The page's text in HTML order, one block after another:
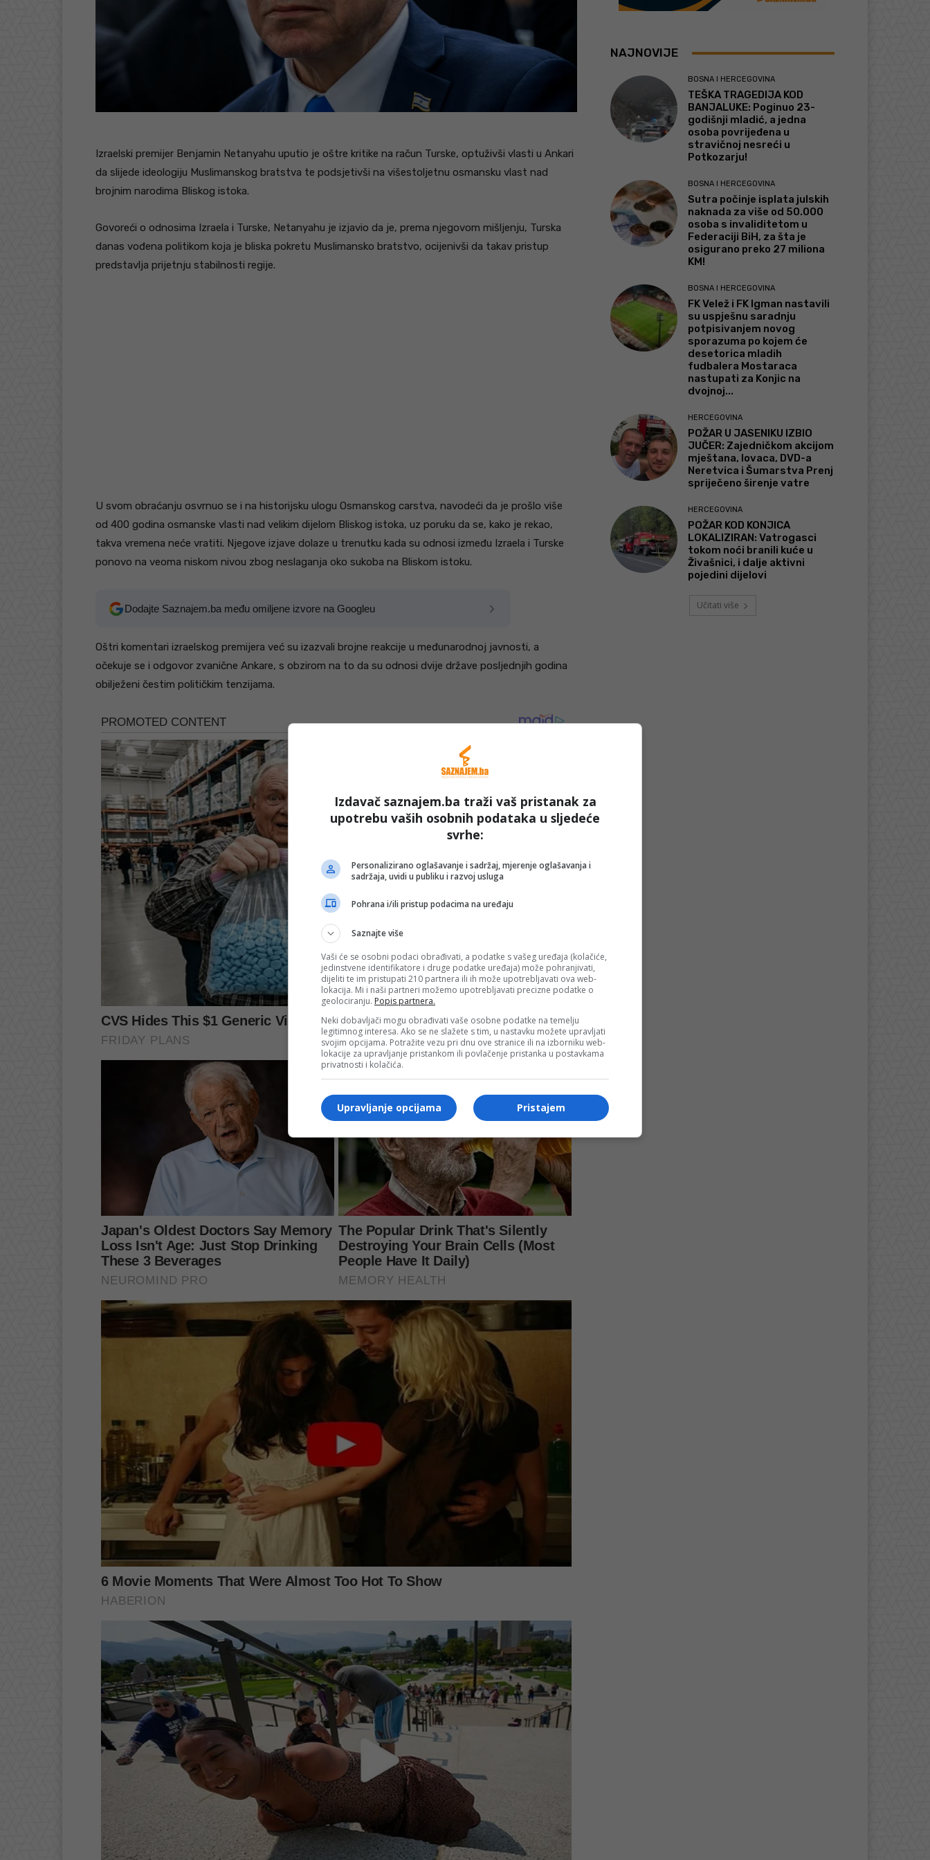
Izraelski premijer Benjamin Netanyahu uputio je oštre kritike na račun Turske, optuživši vlasti u Ankari
da slijede ideologiju Muslimanskog bratstva te podsjetivši na višestoljetnu osmansku vlast nad
brojnim narodima Bliskog istoka.
Govoreći o odnosima Izraela i Turske, Netanyahu je izjavio da je, prema njegovom mišljenju, Turska
danas vođena politikom koja je bliska pokretu Muslimansko bratstvo, ocijenivši da takav pristup
predstavlja prijetnju stabilnosti regije.
U svom obraćanju osvrnuo se i na historijsku ulogu Osmanskog carstva, navodeći da je prošlo više
od 400 godina osmanske vlasti nad velikim dijelom Bliskog istoka, uz poruku da se, kako je rekao,
takva vremena neće vratiti. Njegove izjave dolaze u trenutku kada su odnosi između Izraela i Turske
ponovo na veoma niskom nivou zbog neslaganja oko sukoba na Bliskom istoku.
Dodajte Saznajem.ba među omiljene izvore na Googleu
Oštri komentari izraelskog premijera već su izazvali brojne reakcije u međunarodnoj javnosti, a
očekuje se i odgovor zvanične Ankare, s obzirom na to da su odnosi dvije države posljednjih godina
obilježeni čestim političkim tenzijama.
NAJNOVIJE
BOSNA I HERCEGOVINA
TEŠKA TRAGEDIJA KOD
BANJALUKE: Poginuo 23-
godišnji mladić, a jedna
osoba povrijeđena u
stravičnoj nesreći u
Potkozarju!
BOSNA I HERCEGOVINA
Sutra počinje isplata julskih
naknada za više od 50.000
osoba s invaliditetom u
Federaciji BiH, za šta je
osigurano preko 27 miliona
KM!
BOSNA I HERCEGOVINA
FK Velež i FK Igman nastavili
su uspješnu saradnju
potpisivanjem novog
sporazuma po kojem će
desetorica mladih
fudbalera Mostaraca
nastupati za Konjic na
dvojnoj...
HERCEGOVINA
POŽAR U JASENIKU IZBIO
JUČER: Zajedničkom akcijom
mještana, lovaca, DVD-a
Neretvica i Šumarstva Prenj
spriječeno širenje vatre
HERCEGOVINA
POŽAR KOD KONJICA
LOKALIZIRAN: Vatrogasci
tokom noći branili kuće u
Živašnici, i dalje aktivni
pojedini dijelovi
Učitati više
Izdavač saznajem.ba traži vaš pristanak za
upotrebu vaših osobnih podataka u sljedeće
svrhe:
Personalizirano oglašavanje i sadržaj, mjerenje oglašavanja i
sadržaja, uvidi u publiku i razvoj usluga
Pohrana i/ili pristup podacima na uređaju
Saznajte više
Vaši će se osobni podaci obrađivati, a podatke s vašeg uređaja (kolačiće,
jedinstvene identifikatore i druge podatke uređaja) može pohranjivati,
dijeliti te im pristupati 210 partnera ili ih može upotrebljavati ova web-
lokacija. Mi i naši partneri možemo upotrebljavati precizne podatke o
geolociranju. Popis partnera.
Neki dobavljači mogu obrađivati vaše osobne podatke na temelju
legitimnog interesa. Ako se ne slažete s tim, u nastavku možete upravljati
svojim opcijama. Potražite vezu pri dnu ove stranice ili na izborniku web-
lokacije za upravljanje pristankom ili povlačenje pristanka u postavkama
privatnosti i kolačića.
Pristajem
Upravljanje opcijama